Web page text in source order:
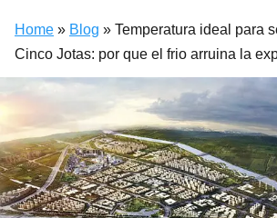
Home » Blog » Temperatura ideal para
Cinco Jotas: por que el frio arruina la